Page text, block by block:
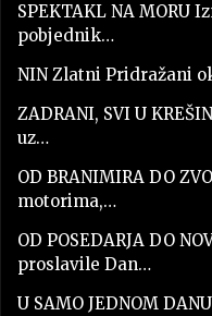
SPEKTAKL NA MORU
pobjednik…
NIN Zlatni Pridražani
ZADRANI, SVI U
uz…
OD BRANIMIRA DO
motorima,…
OD POSEDARJA DO
proslavile Dan…
U SAMO JEDNOM